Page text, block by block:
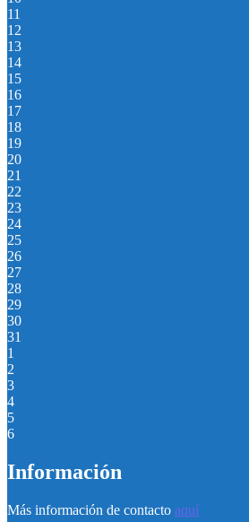
11
12
13
14
15
16
17
18
19
20
21
22
23
24
25
26
27
28
29
30
31
1
2
3
4
5
6
Información
Más información de contacto aquí